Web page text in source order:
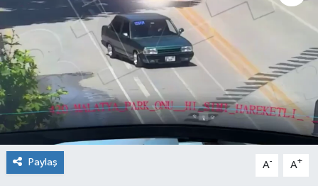
Paylaş A- A+
Genel
Güncel
Gündem
İlim & İrfan
Kültür & Sanat